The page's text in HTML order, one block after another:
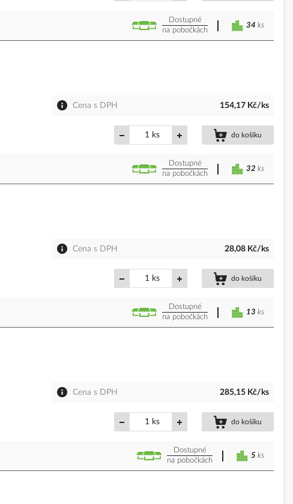
Dostupné
na pobočkách
34 ks
Cena s DPH 154,17 Kč/ks
ks do košíku
Dostupné
na pobočkách
32 ks
Cena s DPH 28,08 Kč/ks
ks do košíku
Dostupné
na pobočkách
13 ks
Cena s DPH 285,15 Kč/ks
ks do košíku
Dostupné
na pobočkách
5 ks